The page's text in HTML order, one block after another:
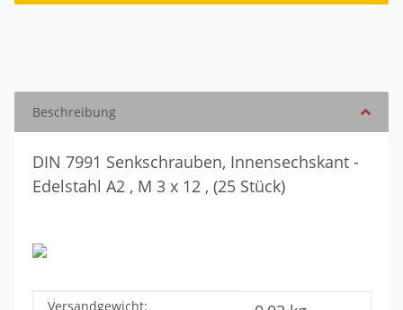
Beschreibung
DIN 7991 Senkschrauben, Innensechskant -
Edelstahl A2 , M 3 x 12 , (25 Stück)
Versandgewicht: